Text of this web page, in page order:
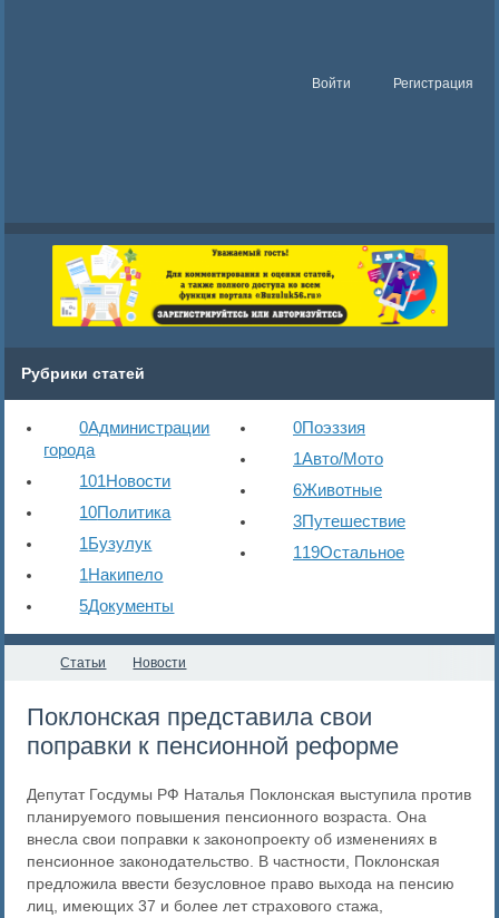
Войти Регистрация
Рубрики статей
0Администрации
города
101Новости
10Политика
1Бузулук
1Накипело
5Документы
0Поэззия
1Авто/Мото
6Животные
3Путешествие
119Остальное
Статьи Новости
​Поклонская представила свои
поправки к пенсионной реформе
Депутат Госдумы РФ Наталья Поклонская выступила против
планируемого повышения пенсионного возраста. Она
внесла свои поправки к законопроекту об изменениях в
пенсионное законодательство. В частности, Поклонская
предложила ввести безусловное право выхода на пенсию
лиц, имеющих 37 и более лет страхового стажа,